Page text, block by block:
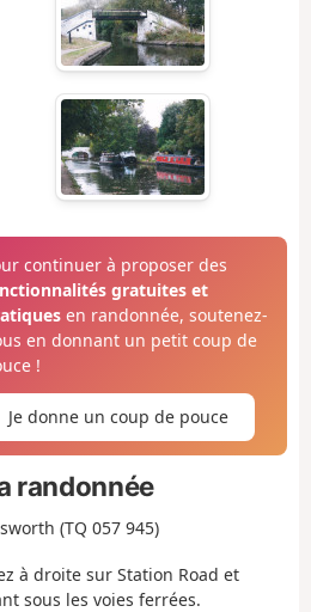
continuer à proposer des
gratuites et
en randonnée, soutenez-
en donnant un petit coup de
!
Je donne un coup de pouce
randonnée
(TQ 057 945)
à droite sur Station Road et
sous les voies ferrées.